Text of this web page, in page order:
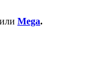
или Mega.